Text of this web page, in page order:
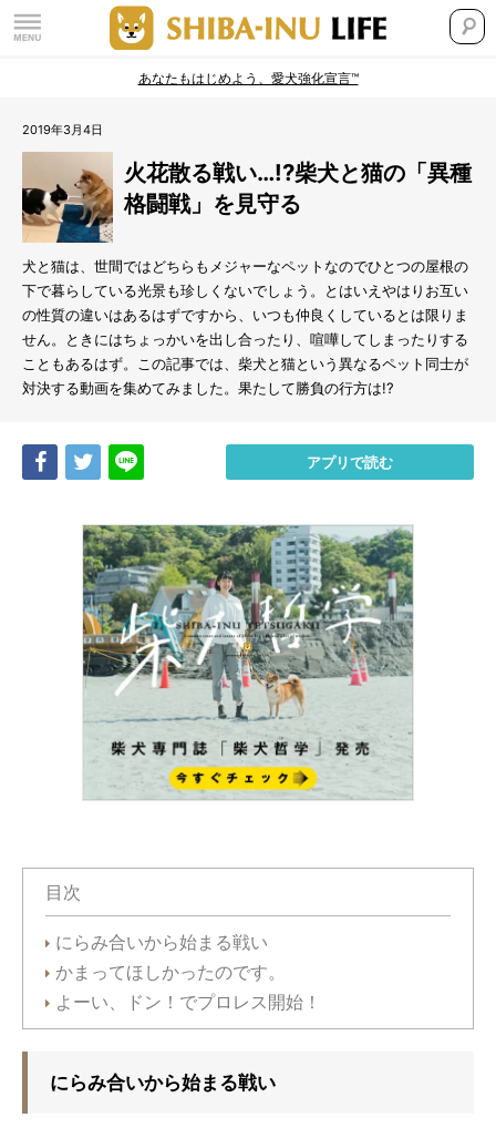
あなたもはじめよう、愛犬強化宣言™
2019年3月4日
火花散る戦い…!?柴犬と猫の「異種
格闘戦」を見守る
犬と猫は、世間ではどちらもメジャーなペットなのでひとつの屋根の
下で暮らしている光景も珍しくないでしょう。とはいえやはりお互い
の性質の違いはあるはずですから、いつも仲良くしているとは限りま
せん。ときにはちょっかいを出し合ったり、喧嘩してしまったりする
こともあるはず。この記事では、柴犬と猫という異なるペット同士が
対決する動画を集めてみました。果たして勝負の行方は!?
Share Tweet アプリで読む
目次
にらみ合いから始まる戦い
かまってほしかったのです。
よーい、ドン！でプロレス開始！
にらみ合いから始まる戦い